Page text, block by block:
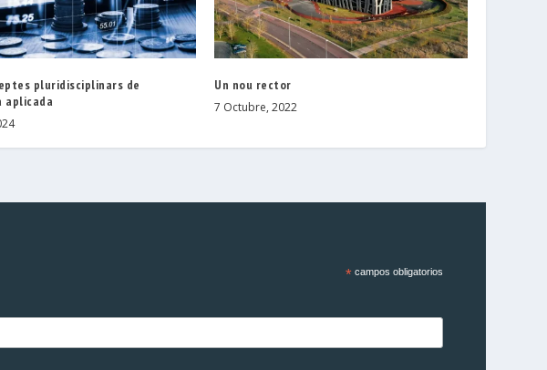
pluridisciplinars de
aplicada
Un nou rector
7 Octubre, 2022
*campos obligatorios